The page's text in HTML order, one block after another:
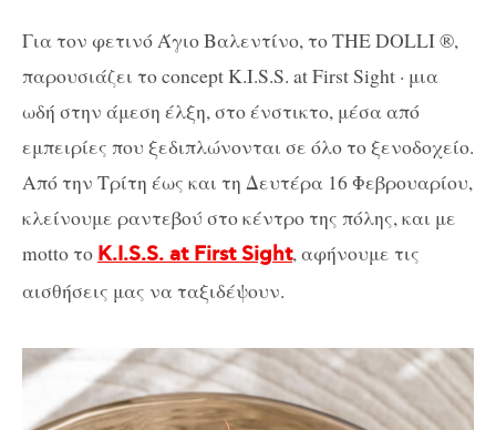
Για τον φετινό Άγιο Βαλεντίνο, το THE DOLLI ®,
παρουσιάζει το concept K.I.S.S. at First Sight · μια
ωδή στην άμεση έλξη, στο ένστικτο, μέσα από
εμπειρίες που ξεδιπλώνονται σε όλο το ξενοδοχείο.
Από την Τρίτη έως και τη Δευτέρα 16 Φεβρουαρίου,
κλείνουμε ραντεβού στο κέντρο της πόλης, και με
motto το K.I.S.S. at First Sight, αφήνουμε τις
αισθήσεις μας να ταξιδέψουν.